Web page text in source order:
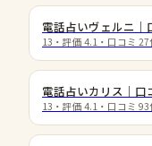
電話占いヴェルニ
13 ・評価 4.1 ・口コミ 27
電話占いカリス｜口
13 ・評価 4.1 ・口コミ 93